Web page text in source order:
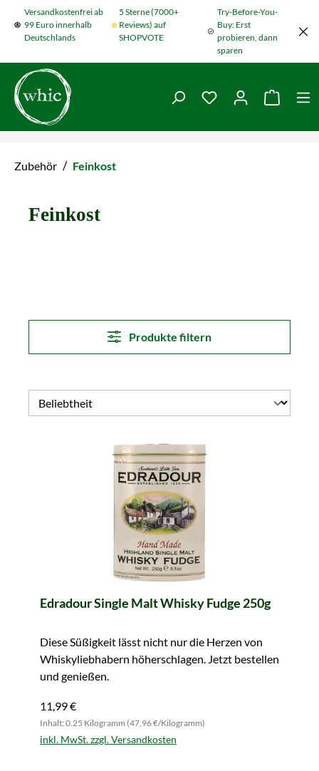
Zum Hauptinhalt springen
Versandkostenfrei ab
99 Euro innerhalb
Deutschlands
5 Sterne (7000+
Reviews) auf
SHOPVOTE
Try-Before-You-
Buy: Erst
probieren, dann
sparen
Du hast 0
Zubehör / Feinkost
Feinkost
Produkte filtern
Edradour Single Malt Whisky Fudge 250g
Diese Süßigkeit lässt nicht nur die Herzen von
Whiskyliebhabern höherschlagen. Jetzt bestellen
und genießen.
11,99 €
Inhalt: 0.25 Kilogramm (47,96 €/Kilogramm)
inkl. MwSt. zzgl. Versandkosten